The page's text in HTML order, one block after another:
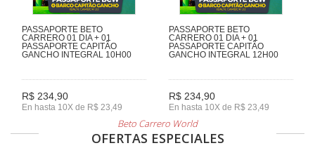
PASSAPORTE BETO
CARRERO 01 DIA + 01
PASSAPORTE CAPITÃO
GANCHO INTEGRAL 10H00
R$ 234,90
En hasta 10X de R$ 23,49
PASSAPORTE BETO
CARRERO 01 DIA + 01
PASSAPORTE CAPITÃO
GANCHO INTEGRAL 12H00
R$ 234,90
En hasta 10X de R$ 23,49
Beto Carrero World
OFERTAS ESPECIALES